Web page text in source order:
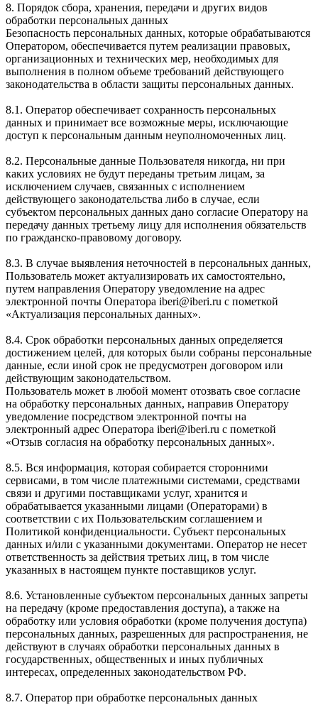
8. Порядок сбора, хранения, передачи и других видов
обработки персональных данных
Безопасность персональных данных, которые обрабатываются
Оператором, обеспечивается путем реализации правовых,
организационных и технических мер, необходимых для
выполнения в полном объеме требований действующего
законодательства в области защиты персональных данных.
8.1. Оператор обеспечивает сохранность персональных
данных и принимает все возможные меры, исключающие
доступ к персональным данным неуполномоченных лиц.
8.2. Персональные данные Пользователя никогда, ни при
каких условиях не будут переданы третьим лицам, за
исключением случаев, связанных с исполнением
действующего законодательства либо в случае, если
субъектом персональных данных дано согласие Оператору на
передачу данных третьему лицу для исполнения обязательств
по гражданско-правовому договору.
8.3. В случае выявления неточностей в персональных данных,
Пользователь может актуализировать их самостоятельно,
путем направления Оператору уведомление на адрес
электронной почты Оператора iberi@iberi.ru с пометкой
«Актуализация персональных данных».
8.4. Срок обработки персональных данных определяется
достижением целей, для которых были собраны персональные
данные, если иной срок не предусмотрен договором или
действующим законодательством.
Пользователь может в любой момент отозвать свое согласие
на обработку персональных данных, направив Оператору
уведомление посредством электронной почты на
электронный адрес Оператора iberi@iberi.ru с пометкой
«Отзыв согласия на обработку персональных данных».
8.5. Вся информация, которая собирается сторонними
сервисами, в том числе платежными системами, средствами
связи и другими поставщиками услуг, хранится и
обрабатывается указанными лицами (Операторами) в
соответствии с их Пользовательским соглашением и
Политикой конфиденциальности. Субъект персональных
данных и/или с указанными документами. Оператор не несет
ответственность за действия третьих лиц, в том числе
указанных в настоящем пункте поставщиков услуг.
8.6. Установленные субъектом персональных данных запреты
на передачу (кроме предоставления доступа), а также на
обработку или условия обработки (кроме получения доступа)
персональных данных, разрешенных для распространения, не
действуют в случаях обработки персональных данных в
государственных, общественных и иных публичных
интересах, определенных законодательством РФ.
8.7. Оператор при обработке персональных данных